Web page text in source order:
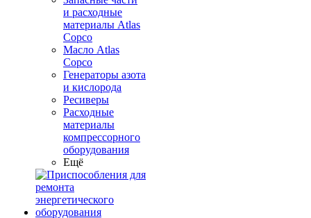
и расходные
материалы Atlas
Copco
Масло Atlas
Copco
Генераторы азота
и кислорода
Ресиверы
Расходные
материалы
компрессорного
оборудования
Ещё